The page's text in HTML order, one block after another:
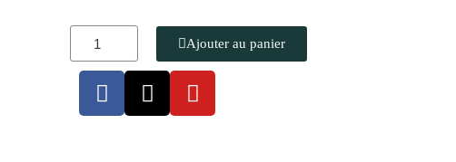
Ajouter au panier